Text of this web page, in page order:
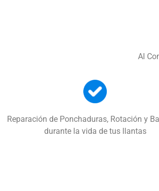
Al
Reparación de Ponchaduras, Rotación y
durante la vida de tus llantas